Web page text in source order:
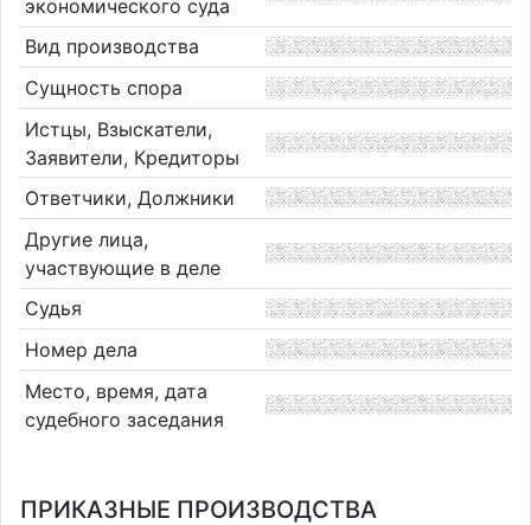
экономического суда
Вид производства
Сущность спора
Истцы, Взыскатели,
Заявители, Кредиторы
Ответчики, Должники
Другие лица,
участвующие в деле
Судья
Номер дела
Место, время, дата
судебного заседания
ПРИКАЗНЫЕ ПРОИЗВОДСТВА